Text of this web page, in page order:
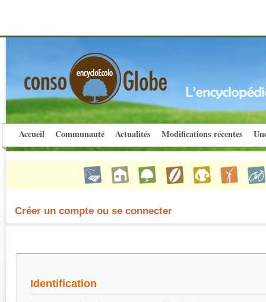
Accueil Communauté Actualités Modifications récentes
Créer un compte ou se connecter
Identification